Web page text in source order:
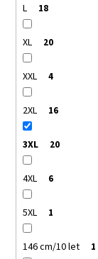
L 18
XL 20
XXL 4
2XL 16
3XL 20
4XL 6
5XL 1
146 cm/10 let 1